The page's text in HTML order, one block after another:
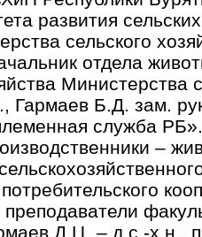
развития
сельского
отдела
Министерства
Гармаев Б.Д. зам.
служба
–
Д.Ц. – д.с.-х.н.,